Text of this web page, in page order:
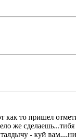
как то пришел
же
- куй